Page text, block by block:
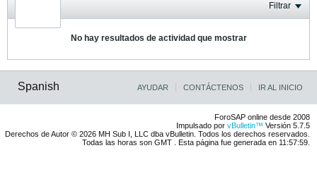
Filtrar
No hay resultados de actividad que mostrar
Spanish AYUDAR CONTÁCTENOS IR AL INICIO
ForoSAP online desde 2008
Impulsado por vBulletin™ Versión 5.7.5
Derechos de Autor © 2026 MH Sub I, LLC dba vBulletin. Todos los derechos reservados.
Todas las horas son GMT . Esta página fue generada en 11:57:59.